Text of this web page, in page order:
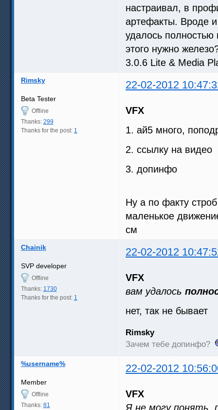
настраивал, в
артефакты. Вроде
удалось полностью
этого нужно
3.0.6 Lite & Media
Rimsky 22-02-2012
Beta Tester
Offline
Thanks: 299
Thanks for the post: 1
VFX
1. ай5 много,
2. ссылку на видео
3. допинфо
Ну а по факту
маленькое
см
Chainik 22-02-2012
SVP developer
Offline
Thanks: 1730
Thanks for the post: 1
VFX
вам удалось
нет, так не бывает
Rimsky
Зачем тебе допинфо?
%username% 22-02-2012
Member
Offline
Thanks: 81
VFX
Я не могу понять,